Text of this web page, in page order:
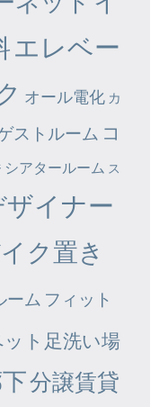
エレベー
オール電化 カ
ストルーム コ
シアタールーム ス
ザイナー
ク置き
ーム フィット
ット足洗い場
分譲賃貸